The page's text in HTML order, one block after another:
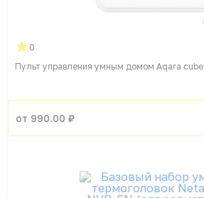
0
Пульт управления умным домом Aqara cube
от 990.00 ₽